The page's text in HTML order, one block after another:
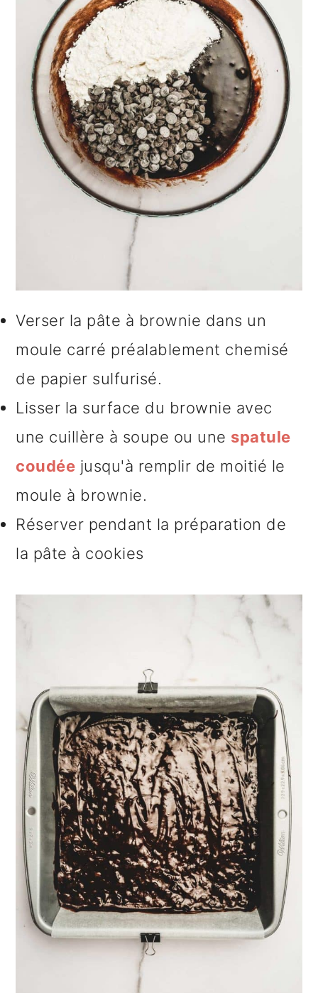
Verser la pâte à brownie dans un
moule carré préalablement chemisé
de papier sulfurisé.
Lisser la surface du brownie avec
une cuillère à soupe ou une spatule
coudée jusqu'à remplir de moitié le
moule à brownie.
Réserver pendant la préparation de
la pâte à cookies